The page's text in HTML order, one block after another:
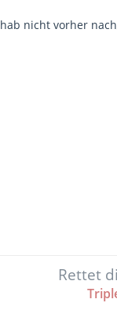
nicht vorher
Rettet